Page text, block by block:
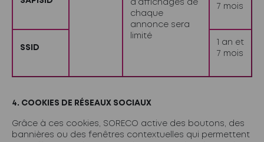
d’affichages de
chaque
annonce sera
limité
7 mois
SSID
1 an et
7 mois
4. COOKIES DE RÉSEAUX SOCIAUX
Grâce à ces cookies, SORECO active des boutons, des
bannières ou des fenêtres contextuelles qui permettent